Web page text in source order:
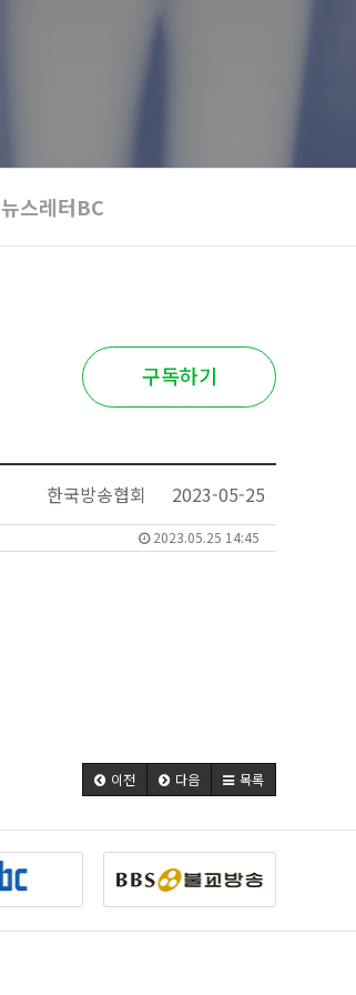
뉴스레터BC
구독하기
한국방송협회 2023-05-25
2023.05.25 14:45
이전 다음 목록